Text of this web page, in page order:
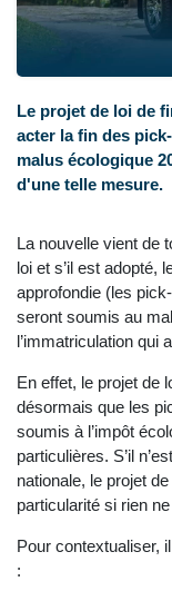
Le projet de loi de
acter la fin des
malus écologique
d'une telle mesure.
La nouvelle vient de
loi et s’il est adopté,
approfondie (les
seront soumis au
l’immatriculation qui
En effet, le projet de
désormais que les
soumis à l’impôt
particulières. S’il
nationale, le projet
particularité si rien
Pour contextualiser,
: